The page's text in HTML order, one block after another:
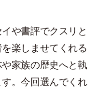
や書評でクスリと
楽しませてくれる
家族の歴史へと執
。今回選んでくれ